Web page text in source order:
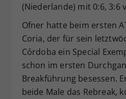
(Niederlande) mit 0:6, 3:6
Ofner hatte beim ersten
Coria, der für sein
Córdoba ein Special
schon im ersten
Breakführung besessen.
beide Male das Rebreak,